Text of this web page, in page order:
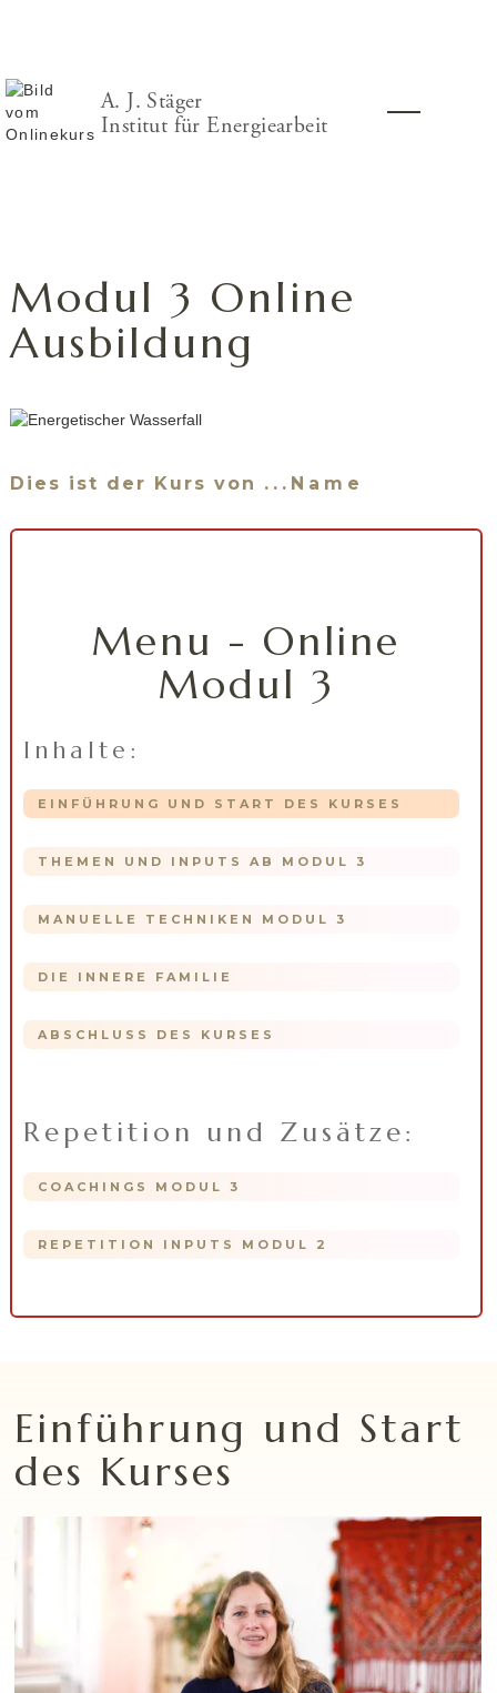
A. J. Stäger
Institut für Energiearbeit
Modul 3 Online
Ausbildung
Dies ist der Kurs von ...Name
Menu - Online
Modul 3
Inhalte:
EINFÜHRUNG UND START DES KURSES
THEMEN UND INPUTS AB MODUL 3
MANUELLE TECHNIKEN MODUL 3
DIE INNERE FAMILIE
ABSCHLUSS DES KURSES
Repetition und Zusätze:
COACHINGS MODUL 3
REPETITION INPUTS MODUL 2
Einführung und Start
des Kurses